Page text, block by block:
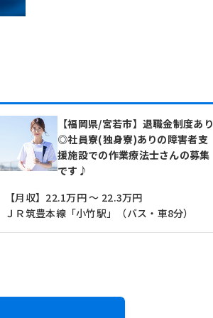
【福岡県/宮若市】退職金制度あり
◎社員寮(独身寮)ありの障害者支
援施設での作業療法士さんの募集
です♪
【月収】22.1万円 ～ 22.3万円
ＪＲ筑豊本線「小竹駅」（バス・車8分）